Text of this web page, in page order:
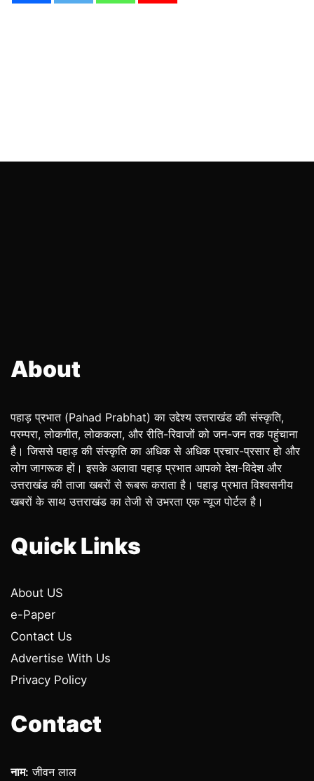
About
पहाड़ प्रभात (Pahad Prabhat) का उद्देश्य उत्तराखंड की संस्कृति,
परम्परा, लोकगीत, लोककला, और रीति-रिवाजों को जन-जन तक पहुंचाना
है। जिससे पहाड़ की संस्कृति का अधिक से अधिक प्रचार-प्रसार हो और
लोग जागरूक हों। इसके अलावा पहाड़ प्रभात आपको देश-विदेश और
उत्तराखंड की ताजा खबरों से रूबरू कराता है। पहाड़ प्रभात विश्वसनीय
खबरों के साथ उत्तराखंड का तेजी से उभरता एक न्यूज पोर्टल है।
Quick Links
About US
e-Paper
Contact Us
Advertise With Us
Privacy Policy
Contact
नाम: जीवन लाल